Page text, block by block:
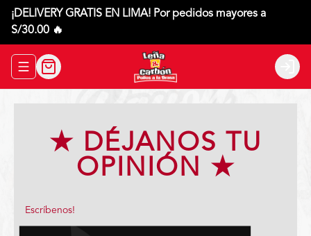
¡DELIVERY GRATIS EN LIMA! Por pedidos mayores a
S/30.00 🔥
Abrir menu de navegación Login
★ DÉJANOS TU
OPINIÓN ★
Escríbenos!